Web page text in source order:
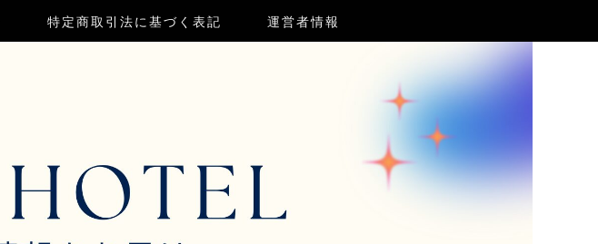
特定商取引法に基づく表記 運営者情報